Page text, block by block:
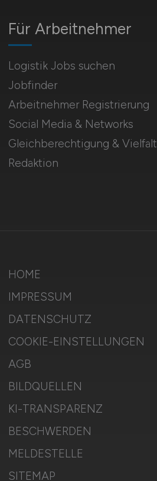
Für Arbeitnehmer
Logistik Jobs suchen
Jobfinder
Arbeitnehmer Registrierung
Social Media & Networks
Gleichberechtigung & Vielfalt
Redaktion
HOME
IMPRESSUM
DATENSCHUTZ
COOKIE-EINSTELLUNGEN
AGB
BILDQUELLEN
KI-TRANSPARENZ
BESCHWERDEN
MELDESTELLE
SITEMAP